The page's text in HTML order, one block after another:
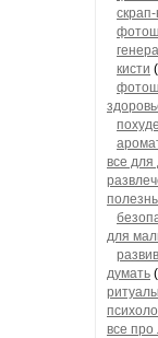
кисти
все для
для
думать
все про